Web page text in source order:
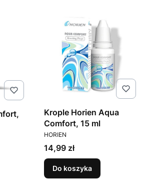
Krople Horien Aqua
Comfort, 15 ml
PRODUCENT
HORIEN
Cena
14,99 zł
Do koszyka